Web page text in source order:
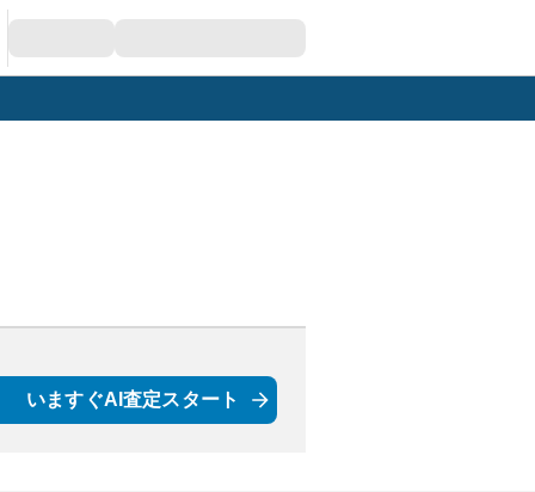
いますぐAI査定スタート